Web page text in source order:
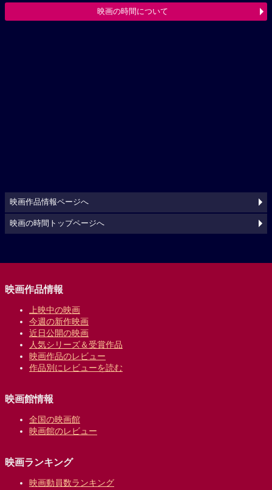
映画の時間について
映画作品情報ページへ
映画の時間トップページへ
映画作品情報
上映中の映画
今週の新作映画
近日公開の映画
人気シリーズ＆受賞作品
映画作品のレビュー
作品別にレビューを読む
映画館情報
全国の映画館
映画館のレビュー
映画ランキング
映画動員数ランキング